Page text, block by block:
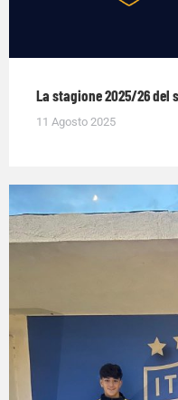
La stagione 2025/26
11 Agosto 2025